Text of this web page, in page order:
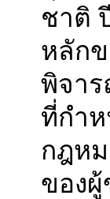
ชาติ
หลักข
พิจาร
ที่กำ
กฎห
ของ